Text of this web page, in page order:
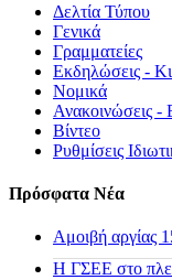
Δελτία Τύπου
Γενικά
Γραμματείες
Εκδηλώσεις -
Νομικά
Ανακοινώσεις -
Βίντεο
Ρυθμίσεις
Πρόσφατα Νέα
Αμοιβή αργίας
H ΓΣΕΕ στο